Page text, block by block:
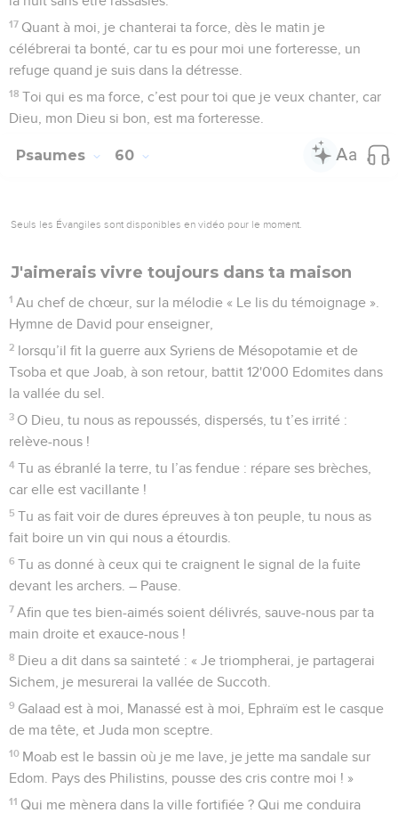
17 Quant à moi, je chanterai ta force, dès le matin je
célébrerai ta bonté, car tu es pour moi une forteresse, un
refuge quand je suis dans la détresse.
18 Toi qui es ma force, c’est pour toi que je veux chanter, car
Dieu, mon Dieu si bon, est ma forteresse.
Psaumes 60
Seuls les Évangiles sont disponibles en vidéo pour le moment.
J'aimerais vivre toujours dans ta maison
1 Au chef de chœur, sur la mélodie « Le lis du témoignage ».
Hymne de David pour enseigner,
2 lorsqu’il fit la guerre aux Syriens de Mésopotamie et de
Tsoba et que Joab, à son retour, battit 12'000 Edomites dans
la vallée du sel.
3 O Dieu, tu nous as repoussés, dispersés, tu t’es irrité :
relève-nous !
4 Tu as ébranlé la terre, tu l’as fendue : répare ses brèches,
car elle est vacillante !
5 Tu as fait voir de dures épreuves à ton peuple, tu nous as
fait boire un vin qui nous a étourdis.
6 Tu as donné à ceux qui te craignent le signal de la fuite
devant les archers. – Pause.
7 Afin que tes bien-aimés soient délivrés, sauve-nous par ta
main droite et exauce-nous !
8 Dieu a dit dans sa sainteté : « Je triompherai, je partagerai
Sichem, je mesurerai la vallée de Succoth.
9 Galaad est à moi, Manassé est à moi, Ephraïm est le casque
de ma tête, et Juda mon sceptre.
10 Moab est le bassin où je me lave, je jette ma sandale sur
Edom. Pays des Philistins, pousse des cris contre moi ! »
11 Qui me mènera dans la ville fortifiée ? Qui me conduira